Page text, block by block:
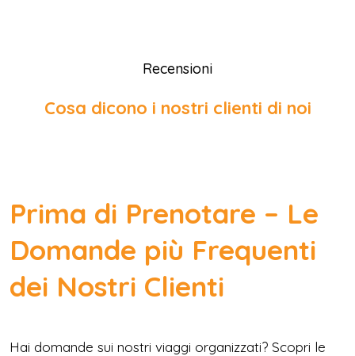
Recensioni
Cosa dicono i nostri clienti di noi
Prima di Prenotare – Le
Domande più Frequenti
dei Nostri Clienti
Hai domande sui nostri viaggi organizzati? Scopri le